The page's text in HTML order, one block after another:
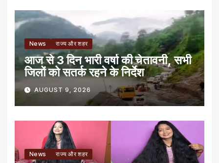
News राज्य और शहर
आज से 3 दिन भारी वर्षा की चेतावनी, सभी
जिलों को सतर्क रहने के निर्देश
AUGUST 9, 2026
News राज्य और शहर